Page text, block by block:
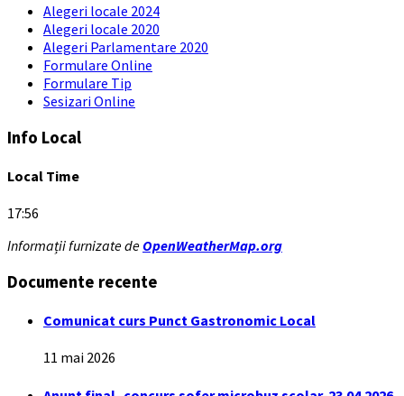
Alegeri locale 2024
Alegeri locale 2020
Alegeri Parlamentare 2020
Formulare Online
Formulare Tip
Sesizari Online
Info Local
Local Time
17:56
Informații furnizate de OpenWeatherMap.org
Documente recente
Comunicat curs Punct Gastronomic Local
11 mai 2026